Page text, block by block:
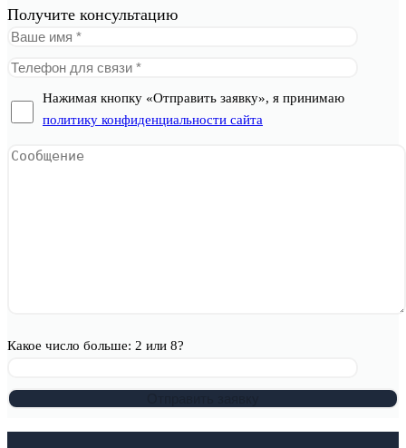
Получите консультацию
Нажимая кнопку «Отправить заявку», я принимаю
политику конфиденциальности сайта
Какое число больше: 2 или 8?